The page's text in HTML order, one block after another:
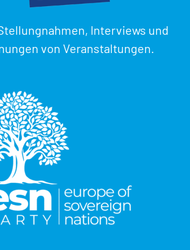
Interviews und
von Veranstaltungen.